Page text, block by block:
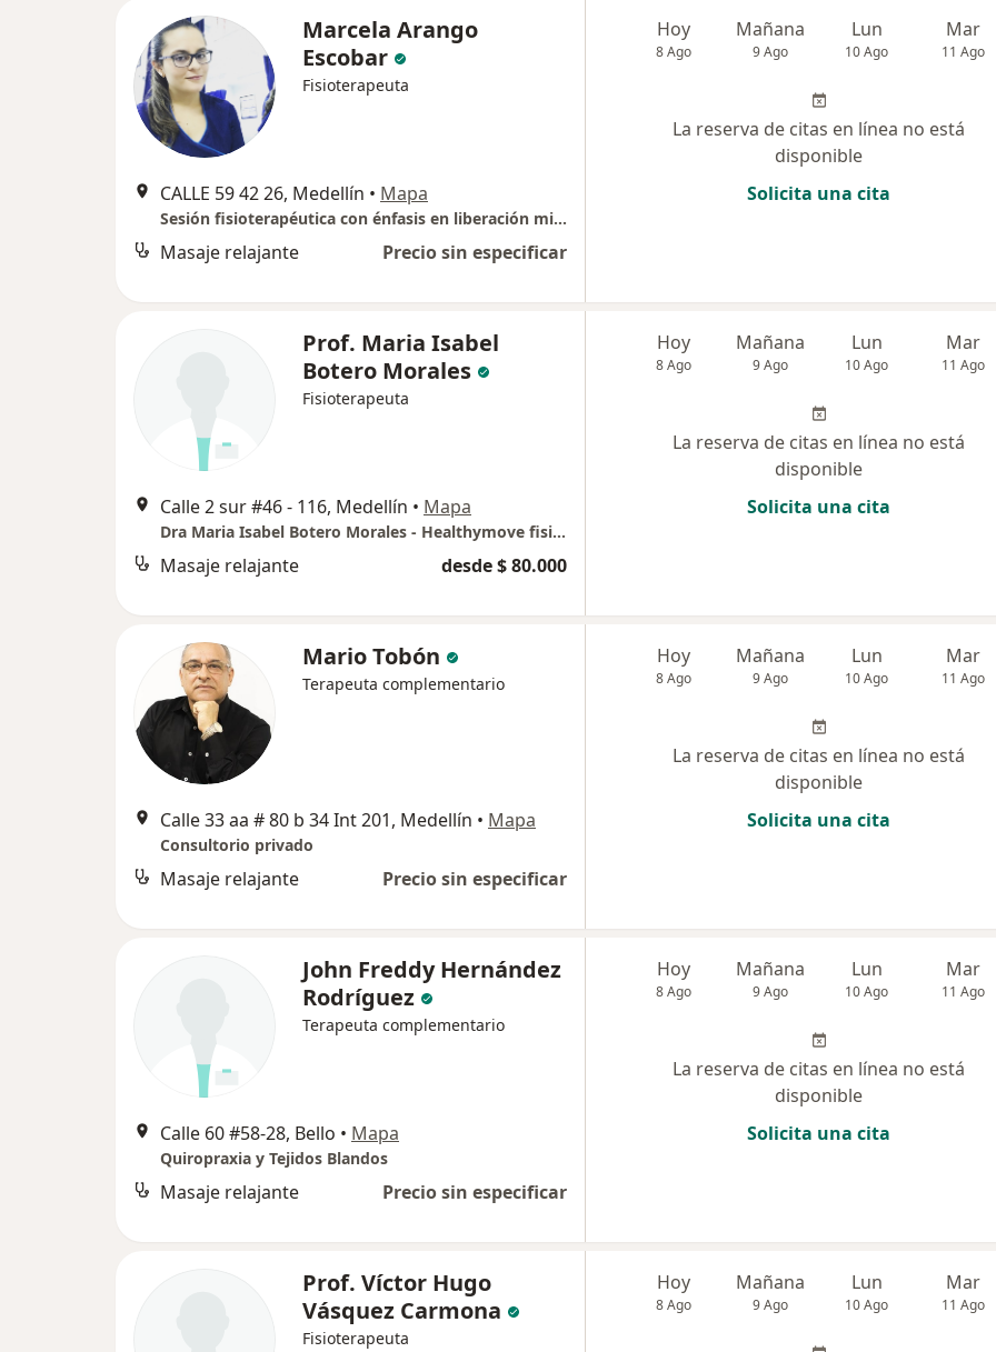
Marcela Arango
Escobar
Fisioterapeuta
CALLE 59 42 26, Medellín • Mapa
Sesión fisioterapéutica con énfasis en liberación miofascial
Masaje relajante Precio sin especificar
Hoy
8 Ago
Mañana
9 Ago
Lun
10 Ago
Mar
11 Ago
La reserva de citas en línea no está
disponible
Solicita una cita
Prof. Maria Isabel
Botero Morales
Fisioterapeuta
Calle 2 sur #46 - 116, Medellín • Mapa
Dra Maria Isabel Botero Morales - Healthymove fisiterapia
Masaje relajante desde $ 80.000
Hoy
8 Ago
Mañana
9 Ago
Lun
10 Ago
Mar
11 Ago
La reserva de citas en línea no está
disponible
Solicita una cita
Mario Tobón
Terapeuta complementario
Calle 33 aa # 80 b 34 Int 201, Medellín • Mapa
Consultorio privado
Masaje relajante Precio sin especificar
Hoy
8 Ago
Mañana
9 Ago
Lun
10 Ago
Mar
11 Ago
La reserva de citas en línea no está
disponible
Solicita una cita
John Freddy Hernández
Rodríguez
Terapeuta complementario
Calle 60 #58-28, Bello • Mapa
Quiropraxia y Tejidos Blandos
Masaje relajante Precio sin especificar
Hoy
8 Ago
Mañana
9 Ago
Lun
10 Ago
Mar
11 Ago
La reserva de citas en línea no está
disponible
Solicita una cita
Prof. Víctor Hugo
Vásquez Carmona
Fisioterapeuta
Hoy
8 Ago
Mañana
9 Ago
Lun
10 Ago
Mar
11 Ago